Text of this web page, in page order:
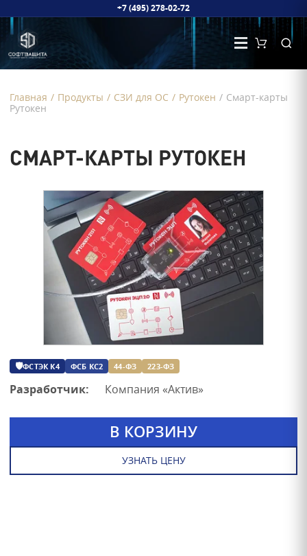
+7 (495) 278-02-72
Главная / Продукты / СЗИ для ОС / Рутокен / Смарт-карты
Рутокен
СМАРТ-КАРТЫ РУТОКЕН
🛡ФСТЭК К4 ФСБ КС2 44-ФЗ 223-ФЗ
Разработчик: Компания «Актив»
В КОРЗИНУ
УЗНАТЬ ЦЕНУ